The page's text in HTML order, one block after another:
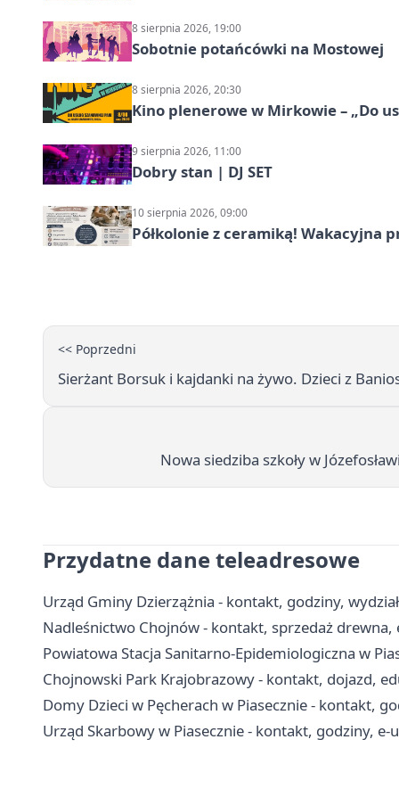
8 sierpnia 2026, 19:00
Sobotnie potańcówki na Mostowej
8 sierpnia 2026, 20:30
Kino plenerowe w Mirkowie – „Do
9 sierpnia 2026, 11:00
Dobry stan | DJ SET
10 sierpnia 2026, 09:00
Półkolonie z ceramiką! Wakacyjna
<< Poprzedni
Sierżant Borsuk i kajdanki na żywo. Dzieci z
Nowa siedziba szkoły w
Przydatne dane teleadresowe
Urząd Gminy Dzierzążnia - kontakt, godziny,
Nadleśnictwo Chojnów - kontakt, sprzedaż drewna,
Powiatowa Stacja Sanitarno-Epidemiologiczna w
Chojnowski Park Krajobrazowy - kontakt, dojazd,
Domy Dzieci w Pęcherach w Piasecznie - kontakt,
Urząd Skarbowy w Piasecznie - kontakt, godziny, e-